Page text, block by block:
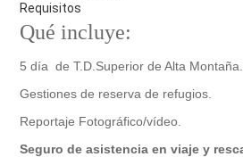
Requisitos
Qué incluye:
5 día de T.D.Superior de Alta Montaña.
Gestiones de reserva de refugios.
Reportaje Fotográfico/vídeo.
Seguro de asistencia en viaje y